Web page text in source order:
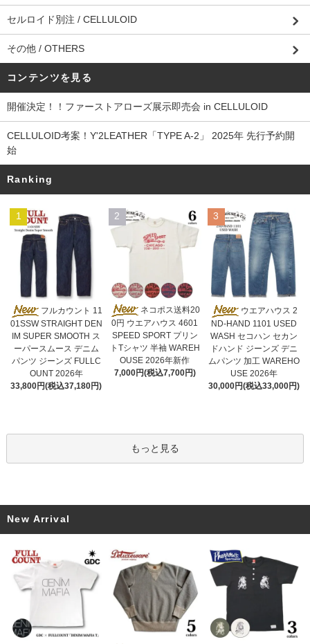
セルロイド別注 / CELLULOID
その他 / OTHERS
コンテンツを見る
開催決定！！ファーストアローズ展示即売会 in CELLULOID
CELLULOID考案！Y'2LEATHER「TYPE A-2」 2025年 先行予約開
始
Ranking
1
フルカウント 11
01SSW STRAIGHT DEN
IM SUPER SMOOTH ス
ーパースムース デニム
パンツ ジーンズ FULLC
OUNT 2026年
33,800円(税込37,180円)
2
ネコポス送料20
0円 ウエアハウス 4601
SPEED SPORT プリン
トTシャツ 半袖 WAREH
OUSE 2026年新作
7,000円(税込7,700円)
3
ウエアハウス 2
ND-HAND 1101 USED
WASH セコハン セカン
ドハンド ジーンズ デニ
ムパンツ 加工 WAREHO
USE 2026年
30,000円(税込33,000円)
もっと見る
New Arrival